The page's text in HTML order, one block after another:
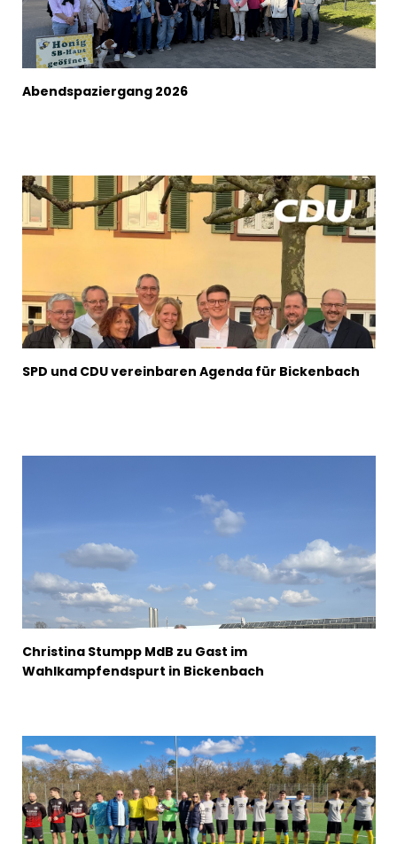
Abendspaziergang 2026
SPD und CDU vereinbaren Agenda für Bickenbach
Christina Stumpp MdB zu Gast im
Wahlkampfendspurt in Bickenbach